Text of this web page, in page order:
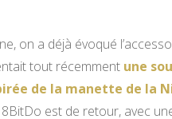
on a déjà évoqué
tout récemment une
de la manette de la
8BitDo est de retour, avec